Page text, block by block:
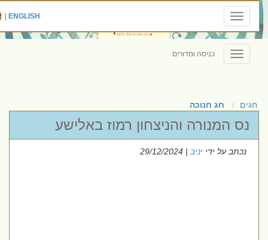
Toggle
navigation
ENGLISH
|
Toggle
navigation
כניסה ומדורים
חגים חג חנוכה
נס המנורה והניצחון רמוז באלישע
נכתב על ידייניב| 29/12/2024